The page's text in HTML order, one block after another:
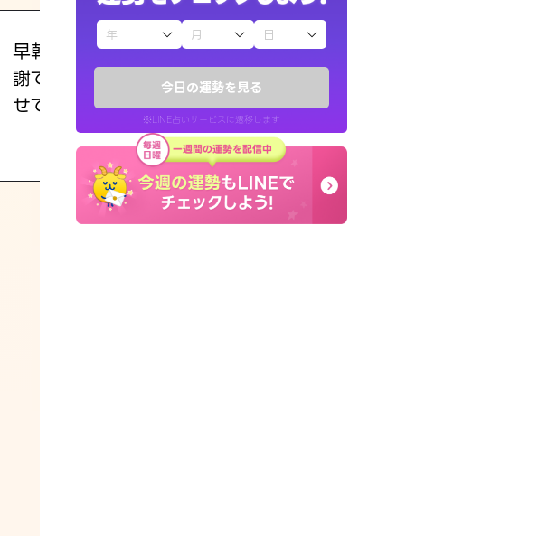
今日の運勢を見る
※LINE占いサービスに遷移します
えもじの子（占）12星座占い
お知らせ
早朝にも関わらず鑑定いただき感
謝です。私のままでいいんだと思わ
せてくれます。
40代 女性